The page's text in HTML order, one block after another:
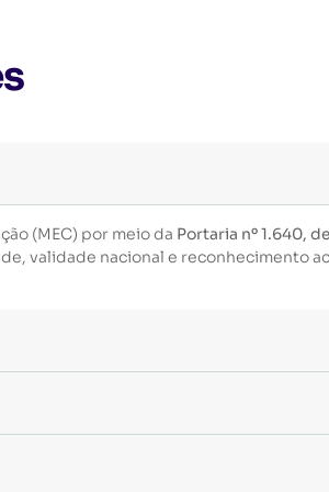
(MEC) por meio da Portaria nº 1.640,
validade nacional e reconhecimento
com os critérios estabelecidos pelo